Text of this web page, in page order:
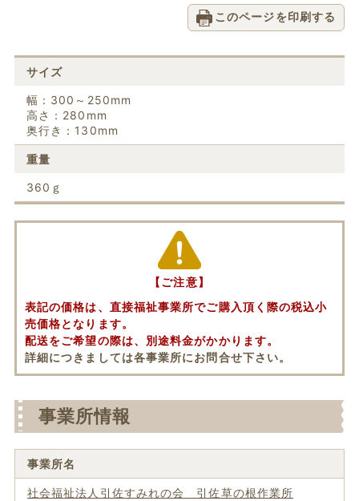
このページを印刷する
サイズ
幅：300～250mm
高さ：280mm
奥行き：130mm
重量
360ｇ
【ご注意】
表記の価格は、直接福祉事業所でご購入頂く際の税込小
売価格となります。
配送をご希望の際は、別途料金がかかります。
詳細につきましては各事業所にお問合せ下さい。
事業所情報
事業所名
社会福祉法人引佐すみれの会 引佐草の根作業所